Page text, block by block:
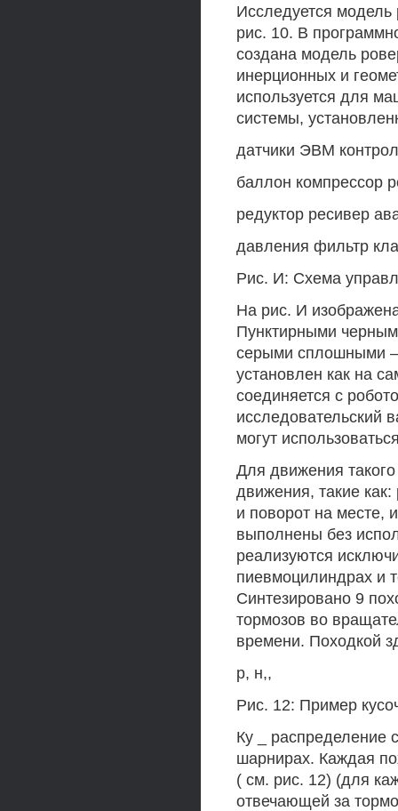
Исследуется модель
рис. 10. В
создана модель
инерционных и
используется для
системы,
датчики ЭВМ
баллон компрессор
редуктор ресивер
давления фильтр
Рис. И: Схема
На рис. И
Пунктирными
серыми сплошными
установлен как на
соединяется с
исследовательский
могут
Для движения
движения, такие
и поворот на месте,
выполнены без
реализуются
пиевмоцилиндрах и
Синтезировано 9
тормозов во
времени. Походкой
р, н,,
Рис. 12: Пример
Ку _ распределение
шарнирах. Каждая
( см. рис. 12) (для
отвечающей за